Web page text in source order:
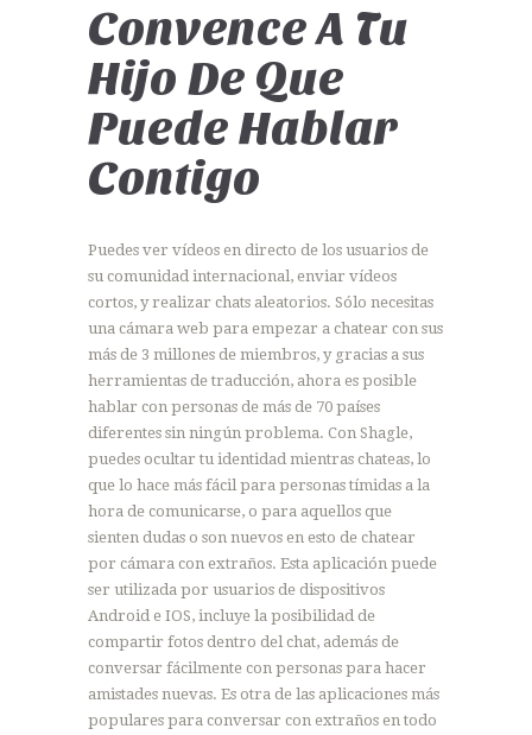
Convence A Tu
Hijo De Que
Puede Hablar
Contigo
Puedes ver vídeos en directo de los usuarios de
su comunidad internacional, enviar vídeos
cortos, y realizar chats aleatorios. Sólo necesitas
una cámara web para empezar a chatear con sus
más de 3 millones de miembros, y gracias a sus
herramientas de traducción, ahora es posible
hablar con personas de más de 70 países
diferentes sin ningún problema. Con Shagle,
puedes ocultar tu identidad mientras chateas, lo
que lo hace más fácil para personas tímidas a la
hora de comunicarse, o para aquellos que
sienten dudas o son nuevos en esto de chatear
por cámara con extraños. Esta aplicación puede
ser utilizada por usuarios de dispositivos
Android e IOS, incluye la posibilidad de
compartir fotos dentro del chat, además de
conversar fácilmente con personas para hacer
amistades nuevas. Es otra de las aplicaciones más
populares para conversar con extraños en todo